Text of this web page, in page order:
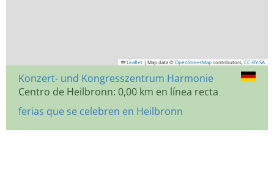
Leaflet | Map data © OpenStreetMap contributors, CC-BY-SA
Konzert- und Kongresszentrum Harmonie
Centro de Heilbronn: 0,00 km en línea recta
ferias que se celebren en Heilbronn